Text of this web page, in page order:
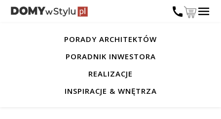
PORADY ARCHITEKTÓW
PORADNIK INWESTORA
REALIZACJE
INSPIRACJE & WNĘTRZA